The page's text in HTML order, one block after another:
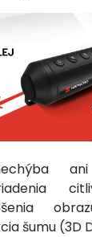
ani
šumu (3D